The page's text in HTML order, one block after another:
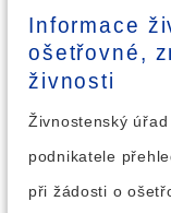
Informace
ošetřovné,
živnosti
Živnostenský
podnikatele
při žádosti o